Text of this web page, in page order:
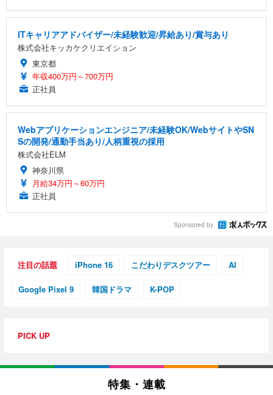
ITキャリアアドバイザー/未経験歓迎/昇給あり/賞与あり
株式会社キッカケクリエイション
東京都
年収400万円～700万円
正社員
Webアプリケーションエンジニア/未経験OK/WebサイトやSN
Sの開発/通勤手当あり/人柄重視の採用
株式会社ELM
神奈川県
月給34万円～60万円
正社員
Sponsored by
注目の話題 iPhone 16 こだわりデスクツアー AI
Google Pixel 9 韓国ドラマ K-POP
PICK UP
特集・連載